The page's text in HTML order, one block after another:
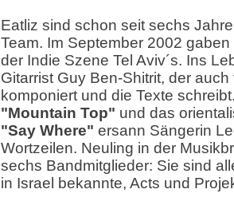
Eatliz sind schon seit sechs
Team. Im September 2002
der Indie Szene Tel Aviv´s. Ins
Gitarrist Guy Ben-Shitrit, der
komponiert und die Texte
"Mountain Top" und das
"Say Where" ersann Sängerin
Wortzeilen. Neuling in der
sechs Bandmitglieder: Sie sind
in Israel bekannte, Acts und